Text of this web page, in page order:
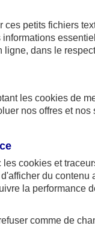
ces petits fichiers
informations
dans le
les cookies de
nos offres et nos
les cookies et
du contenu
la performance
comme de